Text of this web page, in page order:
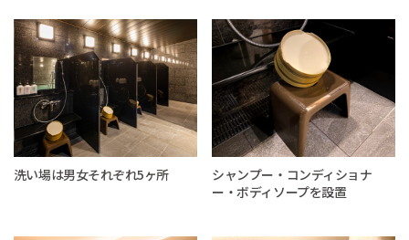
洗い場は男女それぞれ5ヶ所
シャンプー・コンディショナ
ー・ボディソープを設置